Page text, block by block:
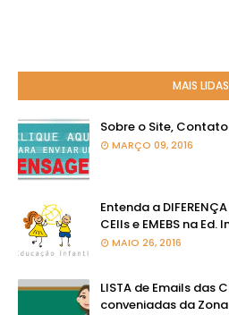
MAIS LIDAS
Sobre o Site,
MARÇO 09, 2016
Entenda a
CEIIs e EMEBS na Ed.
MAIO 26, 2016
LISTA de Emails das
conveniadas da